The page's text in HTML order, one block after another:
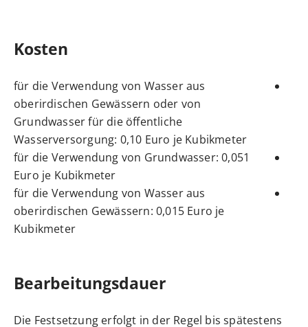
Kosten
für die Verwendung von Wasser aus
oberirdischen Gewässern oder von
Grundwasser für die öffentliche
Wasserversorgung: 0,10 Euro je Kubikmeter
für die Verwendung von Grundwasser: 0,051
Euro je Kubikmeter
für die Verwendung von Wasser aus
oberirdischen Gewässern: 0,015 Euro je
Kubikmeter
Bearbeitungsdauer
Die Festsetzung erfolgt in der Regel bis spätestens